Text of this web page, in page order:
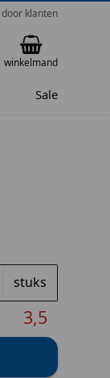
door klanten
winkelmand
Sale
stuks
3,5